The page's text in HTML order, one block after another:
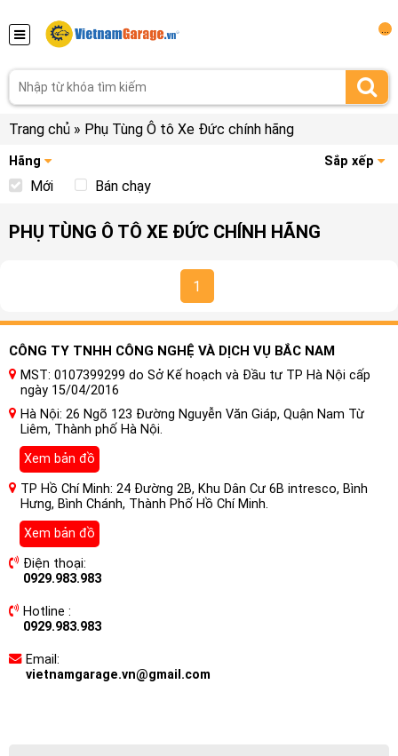
Trang chủ » Phụ Tùng Ô tô Xe Đức chính hãng
Hãng Sắp xếp
Mới Bán chạy
PHỤ TÙNG Ô TÔ XE ĐỨC CHÍNH HÃNG
1
CÔNG TY TNHH CÔNG NGHỆ VÀ DỊCH VỤ BẮC NAM
MST: 0107399299 do Sở Kế hoạch và Đầu tư TP Hà Nội cấp
ngày 15/04/2016
Hà Nội: 26 Ngõ 123 Đường Nguyễn Văn Giáp, Quận Nam Từ
Liêm, Thành phố Hà Nội.
Xem bản đồ
TP Hồ Chí Minh: 24 Đường 2B, Khu Dân Cư 6B intresco, Bình
Hưng, Bình Chánh, Thành Phố Hồ Chí Minh.
Xem bản đồ
Điện thoại:
0929.983.983
Hotline :
0929.983.983
Email:
vietnamgarage.vn@gmail.com